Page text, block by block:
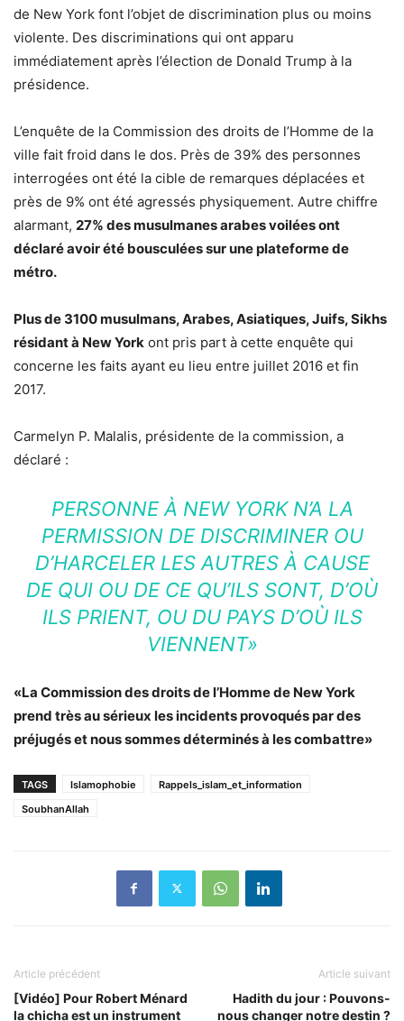
de New York font l’objet de discrimination plus ou moins
violente. Des discriminations qui ont apparu
immédiatement après l’élection de Donald Trump à la
présidence.
L’enquête de la Commission des droits de l’Homme de la
ville fait froid dans le dos. Près de 39% des personnes
interrogées ont été la cible de remarques déplacées et
près de 9% ont été agressés physiquement. Autre chiffre
alarmant, 27% des musulmanes arabes voilées ont
déclaré avoir été bousculées sur une plateforme de
métro.
Plus de 3100 musulmans, Arabes, Asiatiques, Juifs, Sikhs
résidant à New York ont pris part à cette enquête qui
concerne les faits ayant eu lieu entre juillet 2016 et fin
2017.
Carmelyn P. Malalis, présidente de la commission, a
déclaré :
PERSONNE À NEW YORK N’A LA
PERMISSION DE DISCRIMINER OU
D’HARCELER LES AUTRES À CAUSE
DE QUI OU DE CE QU’ILS SONT, D’OÙ
ILS PRIENT, OU DU PAYS D’OÙ ILS
VIENNENT»
«La Commission des droits de l’Homme de New York
prend très au sérieux les incidents provoqués par des
préjugés et nous sommes déterminés à les combattre»
TAGS Islamophobie
Rappels_islam_et_information
SoubhanAllah
Article précédent
[Vidéo] Pour Robert Ménard
la chicha est un instrument
Article suivant
Hadith du jour : Pouvons-
nous changer notre destin ?